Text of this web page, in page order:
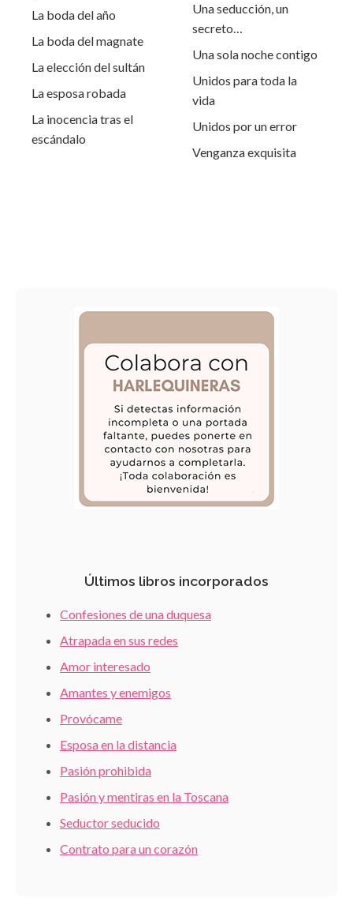
La boda del año
La boda del magnate
La elección del sultán
La esposa robada
La inocencia tras el
escándalo
Una seducción, un
secreto…
Una sola noche contigo
Unidos para toda la
vida
Unidos por un error
Venganza exquisita
Últimos libros incorporados
Confesiones de una duquesa
Atrapada en sus redes
Amor interesado
Amantes y enemigos
Provócame
Esposa en la distancia
Pasión prohibida
Pasión y mentiras en la Toscana
Seductor seducido
Contrato para un corazón